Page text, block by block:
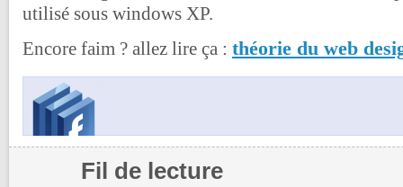
utilisé sous windows XP.
Encore faim ? allez lire ça : théorie du web
Fil de lecture